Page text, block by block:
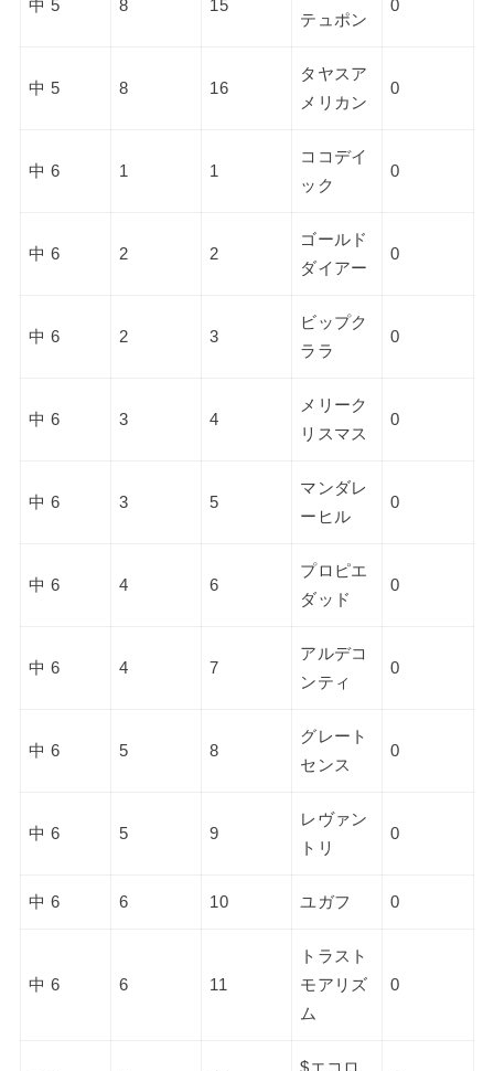
中 5 8 15
テュポン
0
中 5 8 16
タヤスア
メリカン
0
中 6 1 1
ココデイ
ック
0
中 6 2 2
ゴールド
ダイアー
0
中 6 2 3
ビップク
ララ
0
中 6 3 4
メリーク
リスマス
0
中 6 3 5
マンダレ
ーヒル
0
中 6 4 6
プロピエ
ダッド
0
中 6 4 7
アルデコ
ンティ
0
中 6 5 8
グレート
センス
0
中 6 5 9
レヴァン
トリ
0
中 6 6 10 ユガフ 0
中 6 6 11
トラスト
モアリズ
ム
0